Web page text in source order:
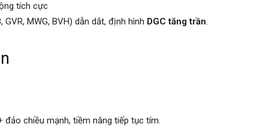
tích cực
MWG, BVH) dẫn dắt, định hình DGC tăng trần.
đảo chiều mạnh, tiềm năng tiếp tục tím.